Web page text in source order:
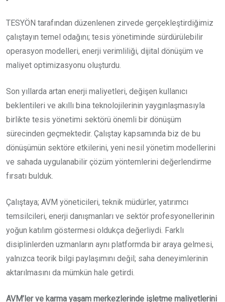
TESYÖN tarafından düzenlenen zirvede gerçekleştirdiğimiz
çalıştayın temel odağını; tesis yönetiminde sürdürülebilir
operasyon modelleri, enerji verimliliği, dijital dönüşüm ve
maliyet optimizasyonu oluşturdu.
Son yıllarda artan enerji maliyetleri, değişen kullanıcı
beklentileri ve akıllı bina teknolojilerinin yaygınlaşmasıyla
birlikte tesis yönetimi sektörü önemli bir dönüşüm
sürecinden geçmektedir. Çalıştay kapsamında biz de bu
dönüşümün sektöre etkilerini, yeni nesil yönetim modellerini
ve sahada uygulanabilir çözüm yöntemlerini değerlendirme
fırsatı bulduk.
Çalıştaya; AVM yöneticileri, teknik müdürler, yatırımcı
temsilcileri, enerji danışmanları ve sektör profesyonellerinin
yoğun katılım göstermesi oldukça değerliydi. Farklı
disiplinlerden uzmanların aynı platformda bir araya gelmesi,
yalnızca teorik bilgi paylaşımını değil; saha deneyimlerinin
aktarılmasını da mümkün hale getirdi.
AVM’ler ve karma yaşam merkezlerinde işletme maliyetlerini